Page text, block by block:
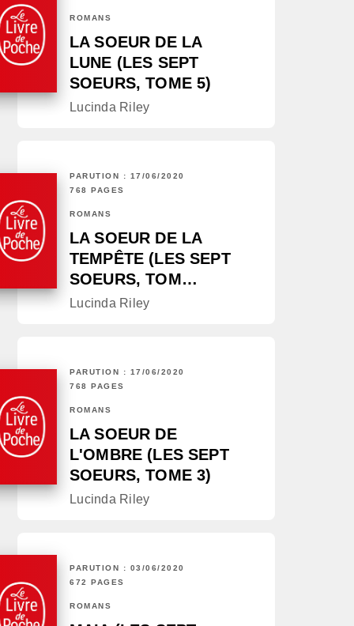
ROMANS
LA SOEUR DE LA
LUNE (LES SEPT
SOEURS, TOME 5)
Lucinda Riley
PARUTION : 17/06/2020
768 PAGES
ROMANS
LA SOEUR DE LA
TEMPÊTE (LES SEPT
SOEURS, TOM…
Lucinda Riley
PARUTION : 17/06/2020
768 PAGES
ROMANS
LA SOEUR DE
L'OMBRE (LES SEPT
SOEURS, TOME 3)
Lucinda Riley
PARUTION : 03/06/2020
672 PAGES
ROMANS